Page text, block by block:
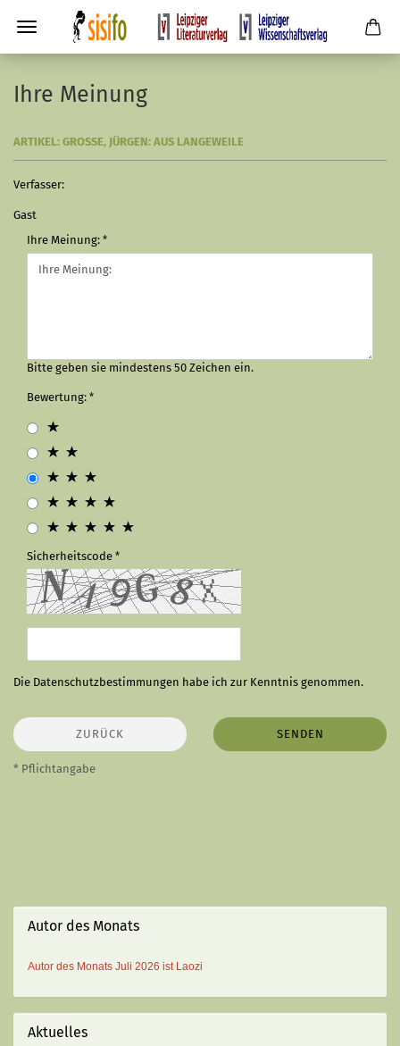
Ihre Meinung
ARTIKEL: GROSSE, JÜRGEN: AUS LANGEWEILE
Verfasser:
Gast
Ihre Meinung:
Bitte geben sie mindestens 50 Zeichen ein.
Bewertung:
Sicherheitscode
Die Datenschutzbestimmungen habe ich zur Kenntnis genommen.
ZURÜCK SENDEN
* Pflichtangabe
Autor des Monats
Autor des Monats Juli 2026 ist Laozi
Aktuelles